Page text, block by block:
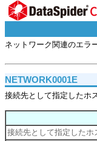
ネットワーク関連のエラ
NETWORK0001E
接続先として指定したホ
接続先として指定したホ